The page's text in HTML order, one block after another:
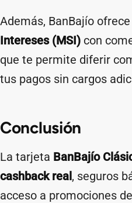
Además, BanBajío ofrece
Intereses (MSI) con
que te permite diferir
tus pagos sin cargos
Conclusión
La tarjeta BanBajío
cashback real, seguros
acceso a promociones de